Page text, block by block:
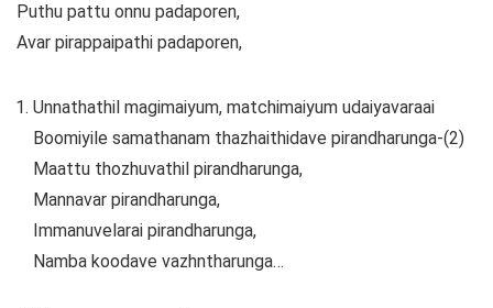
Puthu pattu onnu padaporen,
Avar pirappaipathi padaporen,
Unnathathil magimaiyum, matchimaiyum udaiyavaraai
Boomiyile samathanam thazhaithidave pirandharunga-(2)
Maattu thozhuvathil pirandharunga,
Mannavar pirandharunga,
Immanuvelarai pirandharunga,
Namba koodave vazhntharunga…